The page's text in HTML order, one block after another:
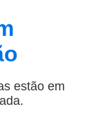
estão em